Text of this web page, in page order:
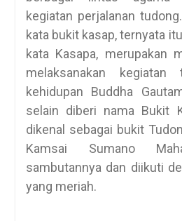
kegiatan perjalanan
kata bukit kasap, ternyata
kata Kasapa, merupakan
melaksanakan
kehidupan Buddha
selain diberi nama Bukit
dikenal sebagai bukit
Kamsai Sumano
sambutannya dan diikuti
yang meriah.